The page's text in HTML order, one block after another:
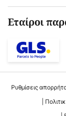
Εταίροι
Ρυθμίσεις